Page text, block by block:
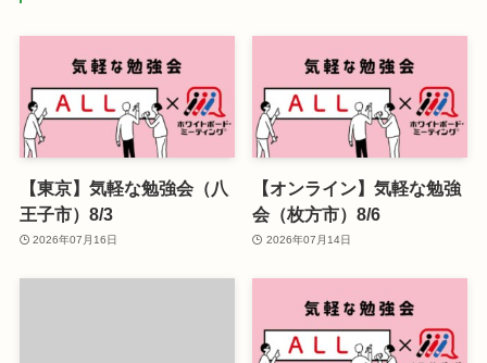
【東京】気軽な勉強会（八
王子市）8/3
2026年07月16日
【オンライン】気軽な勉強
会（枚方市）8/6
2026年07月14日